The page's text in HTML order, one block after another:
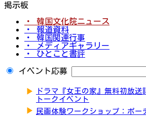
掲示板
・ 韓国文化院ニュース
・ 報道資料
・ 韓国関連行事
・ メディアギャラリー
・ ひとこと書評
イベント応募
▶
ドラマ『女王の家』無料初放
トークイベント
▶ 民画体験ワークショップ：ポー